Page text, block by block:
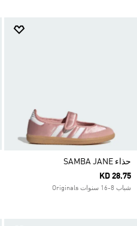
حذاء SAMBA JANE
KD 28.75
شباب 8-16 سنوات Originals